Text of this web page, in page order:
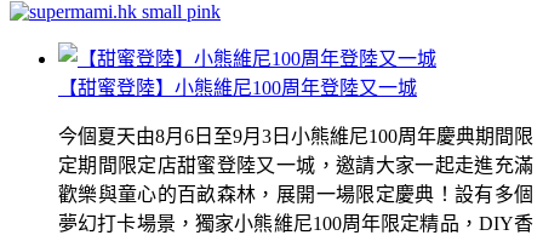
【甜蜜登陸】小熊維尼100周年登陸又一城
今個夏天由8月6日至9月3日小熊維尼100周年慶典期間限
定期間限定店甜蜜登陸又一城，邀請大家一起走進充滿
歡樂與童心的百畝森林，展開一場限定慶典！設有多個
夢幻打卡場景，獨家小熊維尼100周年限定精品，DIY香